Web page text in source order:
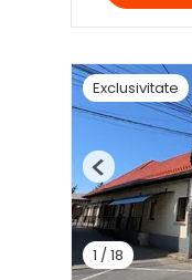
Exclusivitate
1 / 18
Previous